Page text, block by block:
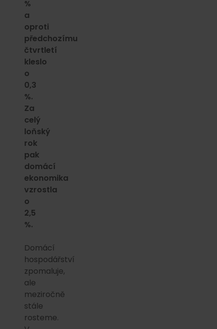
%
a
oproti
předchozímu
čtvrtletí
kleslo
o
0,3
%.
Za
celý
loňský
rok
pak
domácí
ekonomika
vzrostla
o
2,5
%.
Domácí
hospodářství
zpomaluje,
ale
meziročně
stále
rosteme.